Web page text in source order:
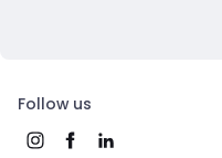
Follow us